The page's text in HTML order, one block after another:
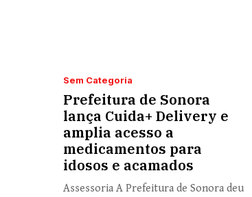
Sem Categoria
Prefeitura de Sonora
lança Cuida+ Delivery e
amplia acesso a
medicamentos para
idosos e acamados
Assessoria A Prefeitura de Sonora deu